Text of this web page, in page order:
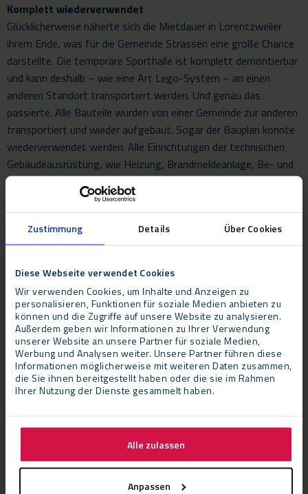
Zustimmung Details Über Cookies
Diese Webseite verwendet Cookies
Wir verwenden Cookies, um Inhalte und Anzeigen zu
personalisieren, Funktionen für soziale Medien anbieten zu
können und die Zugriffe auf unsere Website zu analysieren.
Außerdem geben wir Informationen zu Ihrer Verwendung
unserer Website an unsere Partner für soziale Medien,
Werbung und Analysen weiter. Unsere Partner führen diese
Informationen möglicherweise mit weiteren Daten zusammen,
die Sie ihnen bereitgestellt haben oder die sie im Rahmen
Ihrer Nutzung der Dienste gesammelt haben.
Alle zulassen
Anpassen
Komplett wiederverwendet
Glücklicherweise näherte sich die Mietdauer in Lorentzweiler
ihrem Ende, was für die Gemeinde Strassen eine große Chance
darstellte. Die temporäre Sporthalle ist komplett demontierbar
und kann deshalb – wie eine Art Lego-System – an einen
anderen Standort transportiert werden. Und genau das
passierte. Alle Bauteile wurden von einer Gemeinde zur anderen
transportiert und wieder aufgebaut. Sogar der Bauplan konnte
wiederverwendet werden. Alle Einrichtungen der technischen
Gebäudeausrüstung, wie Heizung, Brandmeldeanlage, Be- und
Entlüftung und Beleuchtung wurden ebenfalls
wiederverwendet, wie auch der Sportboden und Sportgeräte
wie Recks und Basketballkörbe und die Anzeigetafel – optimale
nachhaltige Wiederverwendung und eine kosteneffiziente
Lösung für die Gemeinde.
Bei diesem Projekt arbeitete Neptunus mit den gleichen
Partnern zusammen, was einen reibungslosen Ablauf des
gesamten Prozesses ermöglichte. Letztendlich wurde eine 720
m2 große Sporthalle einschließlich Sportboden,
Lärmschutzwänden, Gästetribüne und Lager, Umkleideräumen,
Duschen und Toiletten (180 m2) wieder errichtet. Trotz der
Tatsache, dass es sich um eine demontierbare Halle handelt,
für Gebäude gemacht. Diese Sporthalle vom Typ „Flexolution“
entspricht den neuesten Energieverbrauchs- und
Umweltstandards. Die verwendeten Wandplatten sichern eine
optimale Akustik in der Halle.